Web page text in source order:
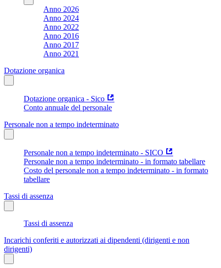
Anno 2026
Anno 2024
Anno 2022
Anno 2016
Anno 2017
Anno 2021
Dotazione organica
Dotazione organica - Sico
Conto annuale del personale
Personale non a tempo indeterminato
Personale non a tempo indeterminato - SICO
Personale non a tempo indeterminato - in formato tabellare
Costo del personale non a tempo indeterminato - in formato
tabellare
Tassi di assenza
Tassi di assenza
Incarichi conferiti e autorizzati ai dipendenti (dirigenti e non
dirigenti)